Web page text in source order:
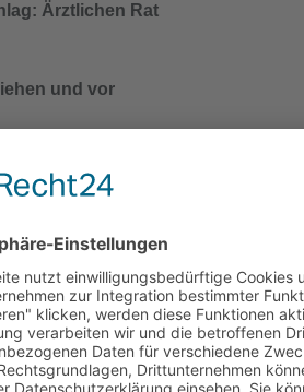
Ärztlichen Rat
und vor
Vorschriften
oder
gelangen.
/ Dampf /